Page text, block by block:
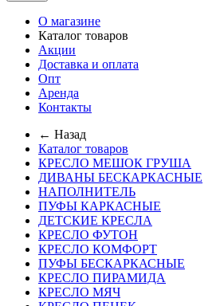
О магазине
Каталог товаров
Акции
Доставка и оплата
Опт
Аренда
Контакты
← Назад
Каталог товаров
КРЕСЛО МЕШОК ГРУША
ДИВАНЫ БЕСКАРКАСНЫЕ
НАПОЛНИТЕЛЬ
ПУФЫ КАРКАСНЫЕ
ДЕТСКИЕ КРЕСЛА
КРЕСЛО ФУТОН
КРЕСЛО КОМФОРТ
ПУФЫ БЕСКАРКАСНЫЕ
КРЕСЛО ПИРАМИДА
КРЕСЛО МЯЧ